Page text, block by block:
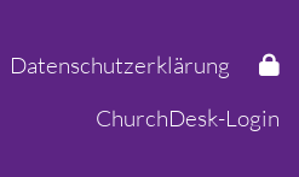
Datenschutzerklärung
ChurchDesk-Login